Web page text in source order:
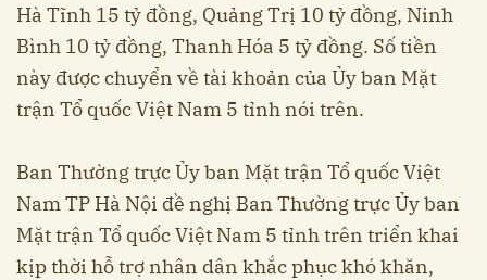
Hà Tĩnh 15 tỷ đồng, Quảng Trị 10 tỷ đồng, Ninh
Bình 10 tỷ đồng, Thanh Hóa 5 tỷ đồng. Số tiền
này được chuyển về tài khoản của Ủy ban Mặt
trận Tổ quốc Việt Nam 5 tỉnh nói trên.
Ban Thường trực Ủy ban Mặt trận Tổ quốc Việt
Nam TP Hà Nội đề nghị Ban Thường trực Ủy ban
Mặt trận Tổ quốc Việt Nam 5 tỉnh trên triển khai
kịp thời hỗ trợ nhân dân khắc phục khó khăn,